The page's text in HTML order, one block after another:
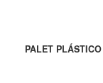
PALET